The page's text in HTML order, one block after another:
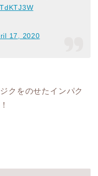
17, 2020
クをのせたインパク